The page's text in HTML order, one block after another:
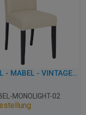
STUHL - MABEL - VINTAGE STOFF
MONOLIGHT-02